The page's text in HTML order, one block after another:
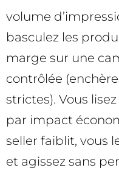
volume
basculez les
marge sur une
contrôlée
strictes). Vous
par impact
seller faiblit, vous
et agissez sans